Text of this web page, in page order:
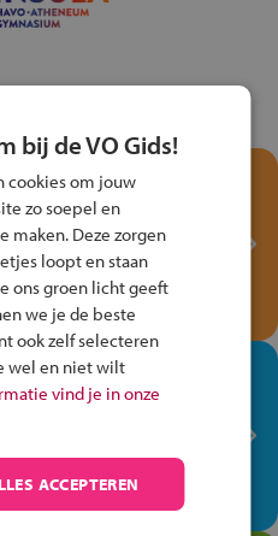
kennis met het
Fiets Veilig Verkeersspel
Cortina-fiets!
ben je op je
waar elke dag
bij de VO Gids!
cookies om jouw
zo soepel en
maken. Deze zorgen
loopt en staan
ons groen licht geeft
we je de beste
ook zelf selecteren
wel en niet wilt
vind je in onze
ACCEPTEREN